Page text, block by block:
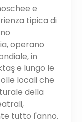
e
tipica di
operano
in
e lungo le
locali che
della
tutto l'anno.